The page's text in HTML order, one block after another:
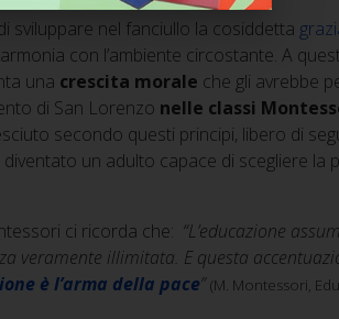
sviluppare nel fanciullo la cosiddetta
con l’ambiente circostante. A
una crescita morale che gli avrebbe
di San Lorenzo nelle classi
secondo questi principi, libero di
un adulto capace di scegliere la
ci ricorda che: “L’educazione
veramente illimitata. E questa
è l’arma della pace” (M. Montessori,